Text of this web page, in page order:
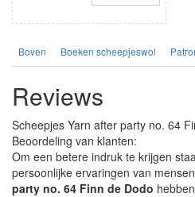
Boven Boeken scheepjeswol
Reviews
Scheepjes Yarn after party no. 64
Beoordeling van klanten:
Om een betere indruk te krijgen
persoonlijke ervaringen van
party no. 64 Finn de Dodo